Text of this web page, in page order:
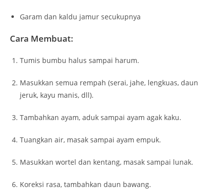
Garam dan kaldu jamur secukupnya
Cara Membuat:
Tumis bumbu halus sampai harum.
Masukkan semua rempah (serai, jahe, lengkuas, daun
jeruk, kayu manis, dll).
Tambahkan ayam, aduk sampai ayam agak kaku.
Tuangkan air, masak sampai ayam empuk.
Masukkan wortel dan kentang, masak sampai lunak.
Koreksi rasa, tambahkan daun bawang.